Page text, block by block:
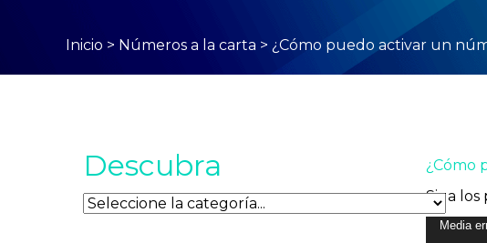
Inicio > Números a la carta > ¿Cómo puedo activar un
Descubra
Descubra
¿Cómo
Siga
Video
Media